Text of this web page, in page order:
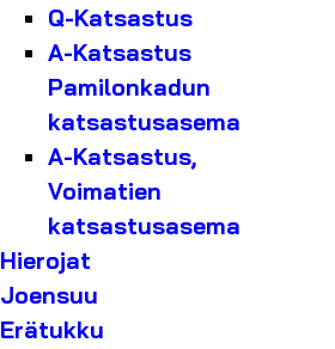
Q-Katsastus
A-Katsastus
Pamilonkadun
katsastusasema
A-Katsastus,
Voimatien
katsastusasema
Hierojat
Joensuu
Erätukku